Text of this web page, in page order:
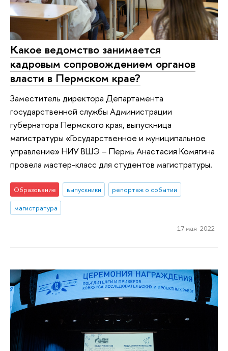
Какое ведомство занимается
кадровым сопровождением органов
власти в Пермском крае?
Заместитель директора Департамента
государственной службы Администрации
губернатора Пермского края, выпускница
магистратуры «Государственное и муниципальное
управление» НИУ ВШЭ – Пермь Анастасия Комягина
провела мастер-класс для студентов магистратуры.
Образование выпускники
репортаж о событии
магистратура
17 мая 2022